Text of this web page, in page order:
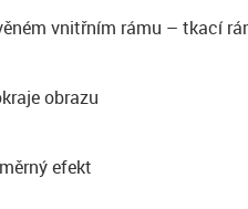
vnitřním rámu – tkací
obrazu
efekt